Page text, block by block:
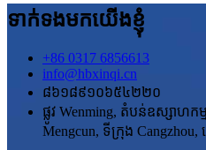
ទាក់ទងមកយើងខ្ញុំ
+86 0317 6856613
info@hbxinqi.cn
៨៦១៨៩១០៦៥៤២២០
ផ្លូវ Wenming, តំបន់ឧស្សាហក
Mengcun, ទីក្រុង Cangzhou,